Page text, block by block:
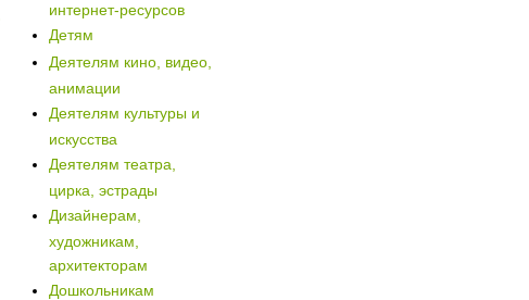
интернет-ресурсов
Детям
Деятелям кино, видео,
анимации
Деятелям культуры и
искусства
Деятелям театра,
цирка, эстрады
Дизайнерам,
художникам,
архитекторам
Дошкольникам